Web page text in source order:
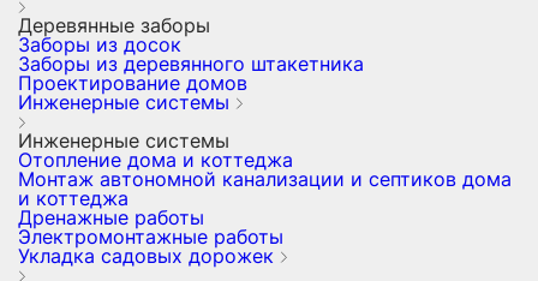
Деревянные заборы
Заборы из досок
Заборы из деревянного штакетника
Проектирование домов
Инженерные системы
Инженерные системы
Отопление дома и коттеджа
Монтаж автономной канализации и септиков дома
и коттеджа
Дренажные работы
Электромонтажные работы
Укладка садовых дорожек